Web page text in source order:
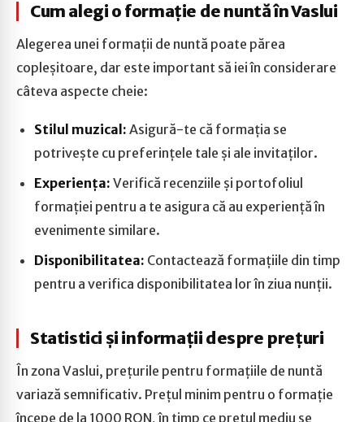
Cum alegi o formație de nuntă în Vaslui
Alegerea unei formații de nuntă poate părea
copleșitoare, dar este important să iei în considerare
câteva aspecte cheie:
Stilul muzical: Asigură-te că formația se
potrivește cu preferințele tale și ale invitaților.
Experiența: Verifică recenziile și portofoliul
formației pentru a te asigura că au experiență în
evenimente similare.
Disponibilitatea: Contactează formațiile din timp
pentru a verifica disponibilitatea lor în ziua nunții.
Statistici și informații despre prețuri
În zona Vaslui, prețurile pentru formațiile de nuntă
variază semnificativ. Prețul minim pentru o formație
începe de la 1000 RON, în timp ce prețul mediu se